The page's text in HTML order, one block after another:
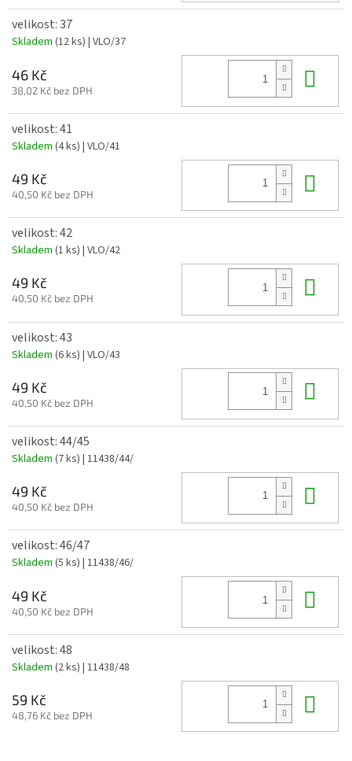
velikost: 37
Skladem (12 ks) | VLO/37
46 Kč
38,02 Kč bez DPH
velikost: 41
Skladem (4 ks) | VLO/41
49 Kč
40,50 Kč bez DPH
velikost: 42
Skladem (1 ks) | VLO/42
49 Kč
40,50 Kč bez DPH
velikost: 43
Skladem (6 ks) | VLO/43
49 Kč
40,50 Kč bez DPH
velikost: 44/45
Skladem (7 ks) | 11438/44/
49 Kč
40,50 Kč bez DPH
velikost: 46/47
Skladem (5 ks) | 11438/46/
49 Kč
40,50 Kč bez DPH
velikost: 48
Skladem (2 ks) | 11438/48
59 Kč
48,76 Kč bez DPH